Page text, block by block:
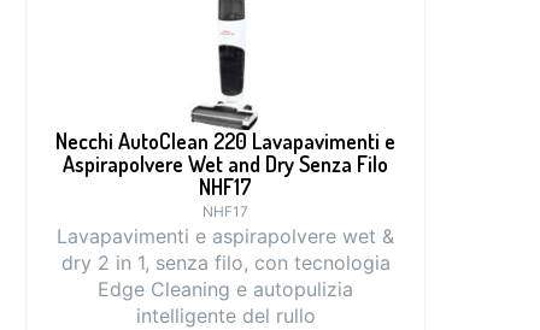
Necchi AutoClean 220 Lavapavimenti e
Aspirapolvere Wet and Dry Senza Filo
NHF17
NHF17
Lavapavimenti e aspirapolvere wet &
dry 2 in 1, senza filo, con tecnologia
Edge Cleaning e autopulizia
intelligente del rullo